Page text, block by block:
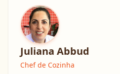
Juliana Abbud
Chef de Cozinha